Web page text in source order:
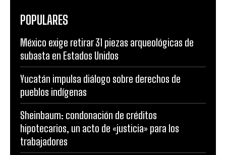
POPULARES
México exige retirar 31 piezas arqueológicas de
subasta en Estados Unidos
Yucatán impulsa diálogo sobre derechos de
pueblos indígenas
Sheinbaum: condonación de créditos
hipotecarios, un acto de «justicia» para los
trabajadores